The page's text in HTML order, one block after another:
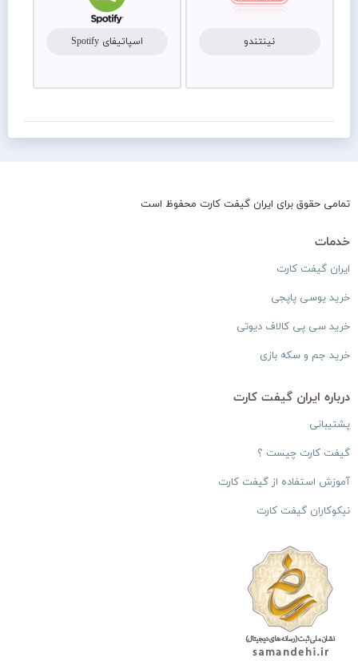
نینتندو اسپاتیفای Spotify
تمامی حقوق برای ایران گیفت کارت محفوظ است
خدمات
ایران گیفت کارت
خرید یوسی پاپجی
خرید سی پی کالاف دیوتی
خرید جم و سکه بازی
درباره ایران گیفت کارت
پشتیبانی
گیفت کارت چیست ؟
آموزش استفاده از گیفت کارت
نیکوکاران گیفت کارت